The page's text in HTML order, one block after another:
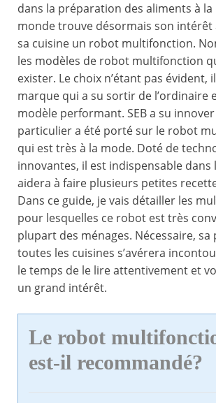
dans la préparation des aliments à la
monde trouve désormais son intérêt
sa cuisine un robot multifonction.
les modèles de robot multifonction
exister. Le choix n’étant pas évident,
marque qui a su sortir de l’ordinaire
modèle performant. SEB a su
particulier a été porté sur le robot
qui est très à la mode. Doté de
innovantes, il est indispensable dans
aidera à faire plusieurs petites
Dans ce guide, je vais détailler les
pour lesquelles ce robot est très
plupart des ménages. Nécessaire, sa
toutes les cuisines s’avérera
le temps de le lire attentivement et
un grand intérêt.
Le robot
est-il recommandé?